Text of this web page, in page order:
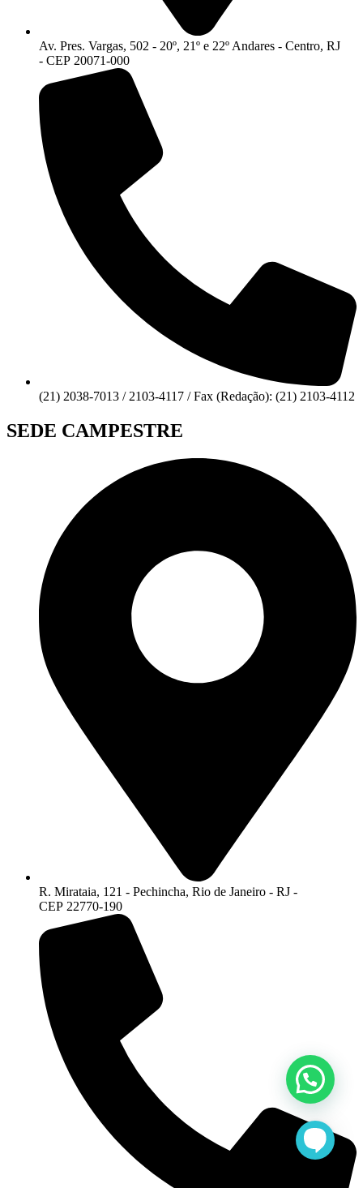
Av. Pres. Vargas, 502 - 20º, 21º e 22º Andares - Centro, RJ
- CEP 20071-000
(21) 2038-7013 / 2103-4117 / Fax (Redação): (21) 2103-4112
SEDE CAMPESTRE
R. Mirataia, 121 - Pechincha, Rio de Janeiro - RJ -
CEP 22770-190